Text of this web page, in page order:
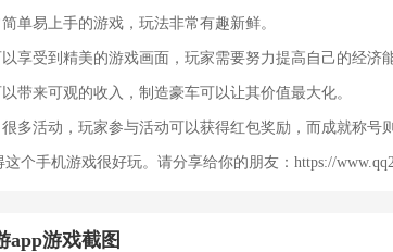
单易上手的游戏，玩法非常有趣新鲜。
享受到精美的游戏画面，玩家需要努力提高自己的经济能
带来可观的收入，制造豪车可以让其价值最大化。
多活动，玩家参与活动可以获得红包奖励，而成就称号
个手机游戏很好玩。请分享给你的朋友：https://
app游戏截图